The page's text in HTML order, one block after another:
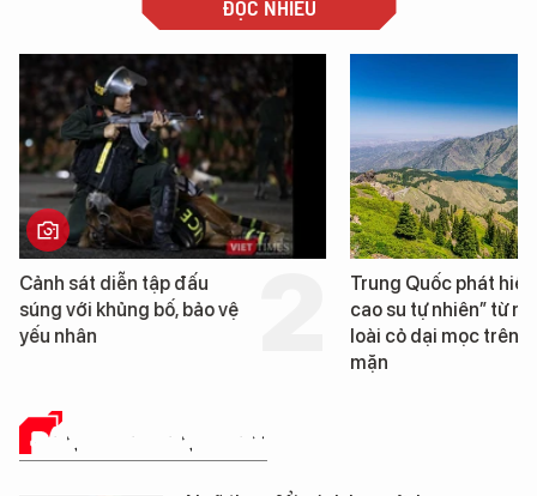
ĐỌC NHIỀU
Cảnh sát diễn tập đấu
súng với khủng bố, bảo vệ
yếu nhân
Trung Quốc phát hiện
cao su tự nhiên” từ một
loài cỏ dại mọc trên đất
mặn
ĐÁNH GIÁ SẢN PHẨM